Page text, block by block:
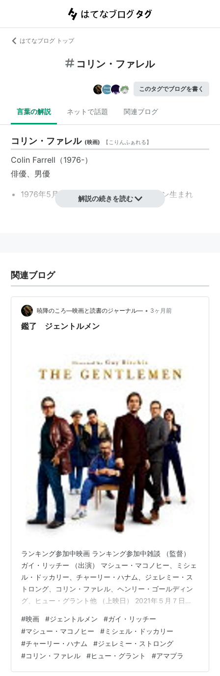
はてなブログ トップ
コリン・ファレル
このタグでブログを書く
言葉の解説 ネットで話題 関連ブログ
コリン・ファレル (映画) 【こりんふぁれる】
Colin Farrell（1976-）
俳優、男優
1976年5月31日、アイルランド／ダブリン生まれ
本名：Colin James Farrell
ダンボ（2019） 出演
ローマンという名の男 -信念の行方-（2017）＜未＞
出演
聖なる鹿殺し キリング・オブ・ア・セイクリッド・
ファンタスティック・ビーストと魔法使いの旅
TRUE DETECTIVE／ロサンゼルス（2015）＜TV＞
ロブスター（2015） 出演
ニューヨーク 冬物語 （2014） 出演
メアリーと秘密の王国（2013） 声の出演
ウォルト・ディズニーの約束（2013） 出演
デッドマン・ダウン（2013） 出演
ウォルト・ディズニーの約束
（2013） 出演
セブン・サイコパス
（2012） 出演
トータル・リコール
（2012） 出演
モンスター上司（2011） 出演
ウェイバック-脱出6500km-
（2010） 出演
ロンドン・ブルバード ‐LAST BODYGUARD‐
（2010） 出演
オンディーヌ 海辺の恋人
（2009）＜未＞ 出演
クレイジー・ハート
（2009） 出演
Dr.パルナサスの鏡 （2009） 出演
解説の続きを読む
関連ブログ
暁降のころ―映画と読書のジャーナル― • 3ヶ月前
鑑了 ジェントルメン
ランキング参加中映画 ランキング参加中雑談 （監督）
ガイ・リッチー （出演） マシュー・マコノヒー、ミシェ
ル・ドッカリー、チャーリー・ハナム、ジェレミー・ス
トロング、コリン・ファレル、ヘンリー・ゴールディン
グ、ヒュー・グラント他 （上映日） 2021年５月７日
らすじ。（参照 Filmarks） ロンドンに緊急事態発生。長
年にわたる大麻の大量栽培／販売で財を成したアメリカ
人ミッキーが、ビジネスを売却し、引退するというウワ
サに暗黒街に激震が走った。その利権総額なんと500億
円。目の色変えた強欲なユダヤ人大富豪、ゴシッ…
#映画 #ジェントルメン #ガイ・リッチー
#マシュー・マコノヒー #ミシェル・ドッカリー
#チャーリー・ハナム #ジェレミー・ストロング
#コリン・ファレル #ヒュー・グラント #アマプラ